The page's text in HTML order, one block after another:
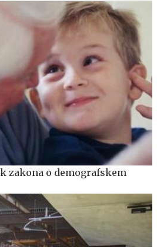
zakona o demografskem